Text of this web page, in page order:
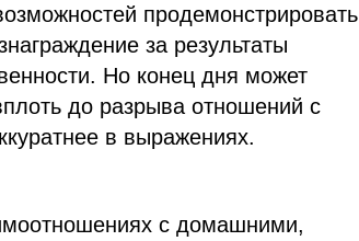
продемонстрировать
за результаты
Но конец дня может
до разрыва отношений с
в выражениях.
с домашними,